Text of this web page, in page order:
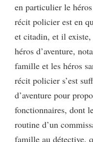
en particulier le
récit policier est en
et citadin, et il
héros d’aventure,
famille et les héros
récit policier s’est
d’aventure pour
fonctionnaires, dont
routine d’un
famille au détective,